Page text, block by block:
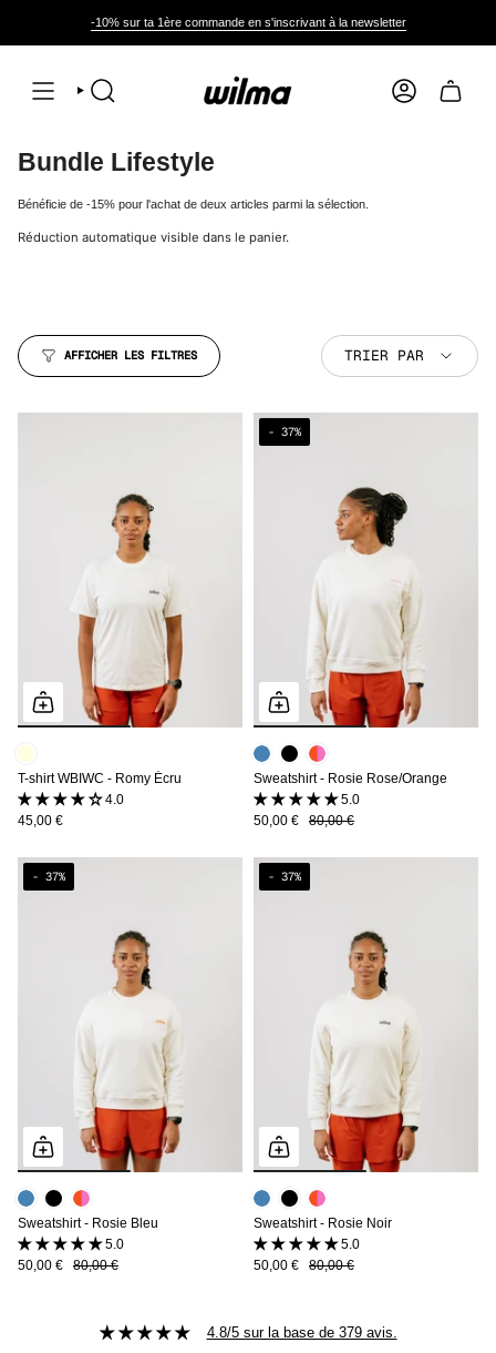
-10% sur ta 1ère commande en s'inscrivant à la newsletter
RECHERCHE COMPTE
Bundle Lifestyle
Bénéficie de -15% pour l'achat de deux articles parmi la sélection.
Réduction automatique visible dans le panier.
AFFICHER LES FILTRES
Trier
par
TRIER PAR
T-shirt WBIWC - Romy Écru
4.0 (1 avis)
45,00 €
- 37%
Sweatshirt - Rosie Rose/Orange
5.0 (3 avis)
50,00 € 80,00 €
- 37%
Sweatshirt - Rosie Bleu
5.0 (3 avis)
50,00 € 80,00 €
- 37%
Sweatshirt - Rosie Noir
5.0 (3 avis)
50,00 € 80,00 €
4.8/5 sur la base de 379 avis.